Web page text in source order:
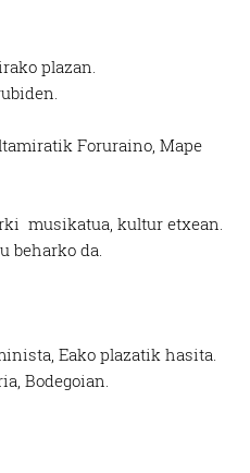
plazan.
Foruraino, Mape
musikatua, kultur etxean.
beharko da.
Eako plazatik hasita.
Bodegoian.